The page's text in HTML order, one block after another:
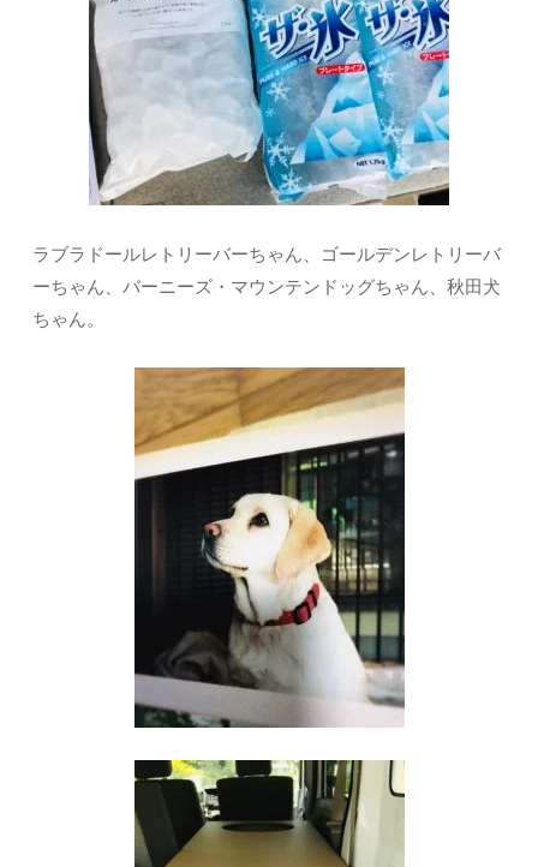
ラブラドールレトリーバーちゃん、ゴールデンレトリーバ
ーちゃん、バーニーズ・マウンテンドッグちゃん、秋田犬
ちゃん。